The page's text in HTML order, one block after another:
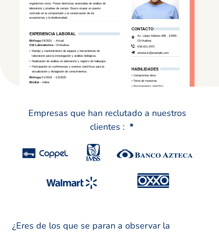
Empresas que han reclutado a nuestros
clientes : *
¿Eres de los que se paran a observar la